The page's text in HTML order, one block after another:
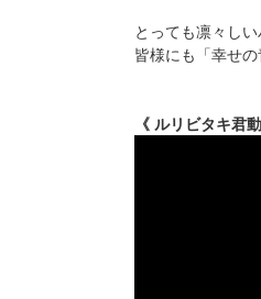
とっても凛々しい
皆様にも「幸せの
《 ルリビタキ君